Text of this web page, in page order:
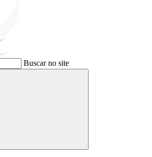
Buscar no site
Buscar